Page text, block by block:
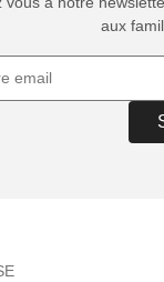
aux